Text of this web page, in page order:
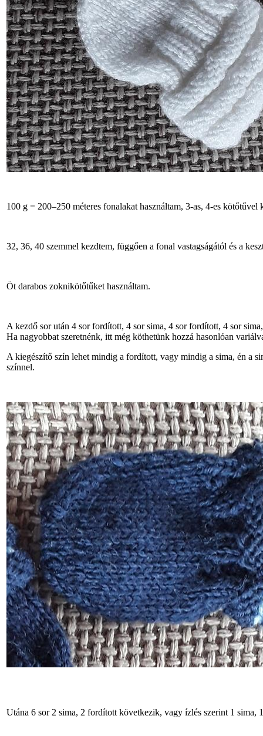
100 g = 200‒250 méteres fonalakat használtam, 3-as, 4-es kötőtűvel
32, 36, 40 szemmel kezdtem, függően a fonal vastagságától és a
Öt darabos zoknikötőtűket használtam.
A kezdő sor után 4 sor fordított, 4 sor sima, 4 sor fordított, 4 sor
Ha nagyobbat szeretnénk, itt még köthetünk hozzá hasonlóan
A kiegészítő szín lehet mindig a fordított, vagy mindig a sima, én a
színnel.
Utána 6 sor 2 sima, 2 fordított következik, vagy ízlés szerint 1